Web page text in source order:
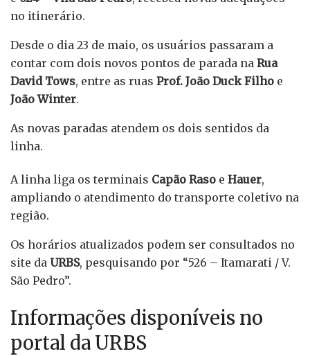
no itinerário.
Desde o dia 23 de maio, os usuários passaram a
contar com dois novos pontos de parada na Rua
David Tows, entre as ruas Prof. João Duck Filho e
João Winter.
As novas paradas atendem os dois sentidos da
linha.
A linha liga os terminais Capão Raso e Hauer,
ampliando o atendimento do transporte coletivo na
região.
Os horários atualizados podem ser consultados no
site da URBS, pesquisando por “526 – Itamarati / V.
São Pedro”.
Informações disponíveis no
portal da URBS